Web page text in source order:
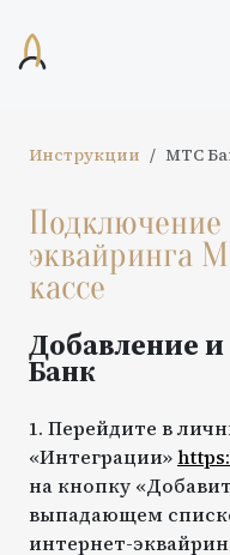
Инструкции МТС
эквайринга
кассе
Добавление
Банк
1. Перейдите в
«Интеграции»
на кнопку
выпадающем
интернет-